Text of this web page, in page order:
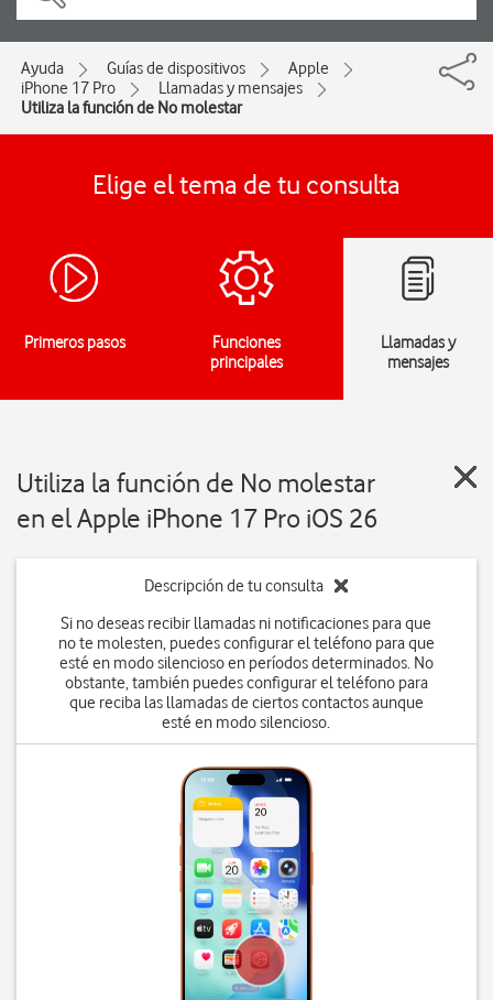
Ayuda Guías de dispositivos
Apple
iPhone 17 Pro
Llamadas y mensajes
Utiliza la función de No molestar
Elige el tema de tu consulta
Primeros pasos
Funciones
principales
Llamadas y
mensajes
Utiliza la función de No molestar
en el Apple iPhone 17 Pro iOS 26
Descripción de tu consulta
Si no deseas recibir llamadas ni notificaciones para que
no te molesten, puedes configurar el teléfono para que
esté en modo silencioso en períodos determinados. No
obstante, también puedes configurar el teléfono para
que reciba las llamadas de ciertos contactos aunque
esté en modo silencioso.